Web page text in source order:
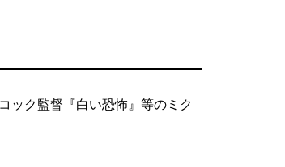
ック監督『白い恐怖』等のミク